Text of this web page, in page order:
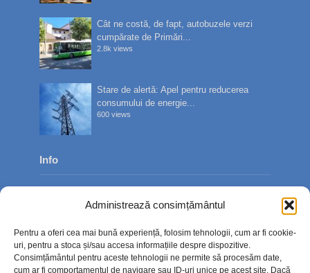
Administrează consimțământul
Pentru a oferi cea mai bună experiență, folosim tehnologii, cum ar fi cookie-
uri, pentru a stoca și/sau accesa informațiile despre dispozitive.
Consimțământul pentru aceste tehnologii ne permite să procesăm date,
cum ar fi comportamentul de navigare sau ID-uri unice pe acest site. Dacă
Cât ne costă, de fapt, autobuzele verzi
cumpărate de Primări...
2.8k views
Stare de alertă: Apel pentru reducerea
consumului de energie...
600 views
Info
Contact
Politica de confidențialitate